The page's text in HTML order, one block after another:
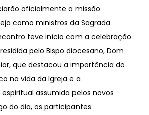
oficialmente a missão
como ministros da Sagrada
teve início com a celebração
pelo Bispo diocesano, Dom
que destacou a importância do
na vida da Igreja e a
assumida pelos novos
do dia, os participantes